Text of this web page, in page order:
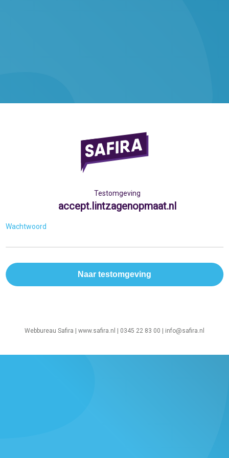
Testomgeving
accept.lintzagenopmaat.nl
Wachtwoord
Webbureau Safira | www.safira.nl | 0345 22 83 00 | info@safira.nl